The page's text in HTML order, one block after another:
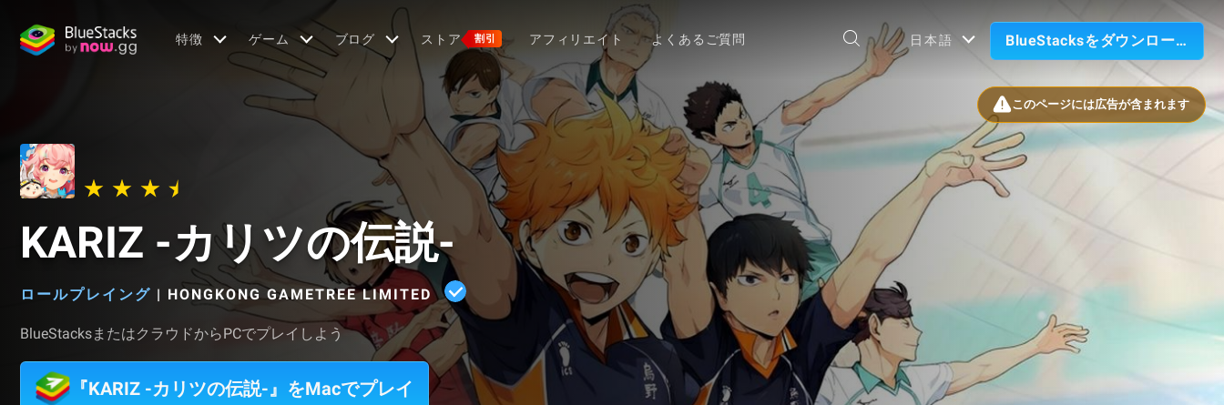
特徴 ゲーム ブログ ストア 割引 アフィリエイト よくあるご質問 日本語 BlueStacksをダウンロード
このページには広告が含まれます
KARIZ -カリツの伝説-
ロールプレイング | HONGKONG GAMETREE LIMITED
BlueStacksまたはクラウドからPCでプレイしよう
『KARIZ -カリツの伝説-』をMacでプレイ